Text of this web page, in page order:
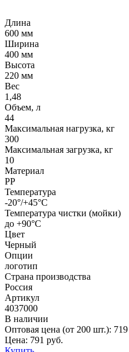
Длина
600 мм
Ширина
400 мм
Высота
220 мм
Вес
1,48
Объем, л
44
Максимальная нагрузка, кг
300
Максимальная загрузка, кг
10
Материал
PP
Температура
-20°/+45°С
Температура чистки (мойки)
до +90°C
Цвет
Черный
Опции
логотип
Страна производства
Россия
Артикул
4037000
В наличии
Оптовая цена (от 200 шт.): 719
Цена: 791 руб.